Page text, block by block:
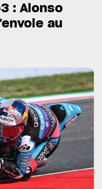
GP
: Alonso
au